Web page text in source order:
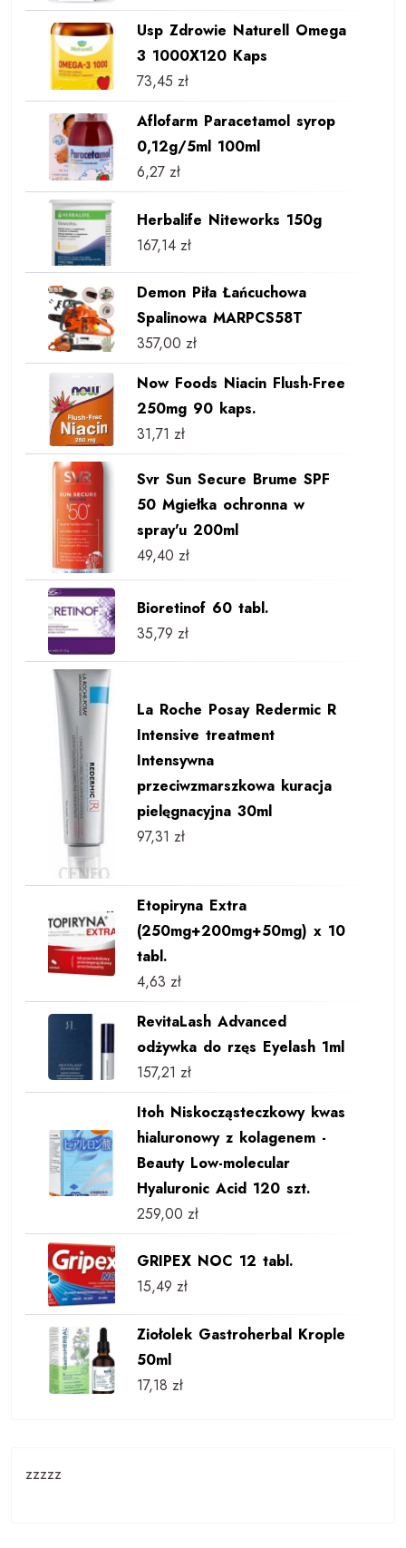
Usp Zdrowie Naturell Omega
3 1000X120 Kaps
73,45 zł
Aflofarm Paracetamol syrop
0,12g/5ml 100ml
6,27 zł
Herbalife Niteworks 150g
167,14 zł
Demon Piła Łańcuchowa
Spalinowa MARPCS58T
357,00 zł
Now Foods Niacin Flush-Free
250mg 90 kaps.
31,71 zł
Svr Sun Secure Brume SPF
50 Mgiełka ochronna w
spray'u 200ml
49,40 zł
Bioretinof 60 tabl.
35,79 zł
La Roche Posay Redermic R
Intensive treatment
Intensywna
przeciwzmarszkowa kuracja
pielęgnacyjna 30ml
97,31 zł
Etopiryna Extra
(250mg+200mg+50mg) x 10
tabl.
4,63 zł
RevitaLash Advanced
odżywka do rzęs Eyelash 1ml
157,21 zł
Itoh Niskocząsteczkowy kwas
hialuronowy z kolagenem -
Beauty Low-molecular
Hyaluronic Acid 120 szt.
259,00 zł
GRIPEX NOC 12 tabl.
15,49 zł
Ziołolek Gastroherbal Krople
50ml
17,18 zł
zzzzz